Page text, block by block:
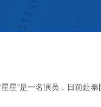
”是一名演员，日前赴